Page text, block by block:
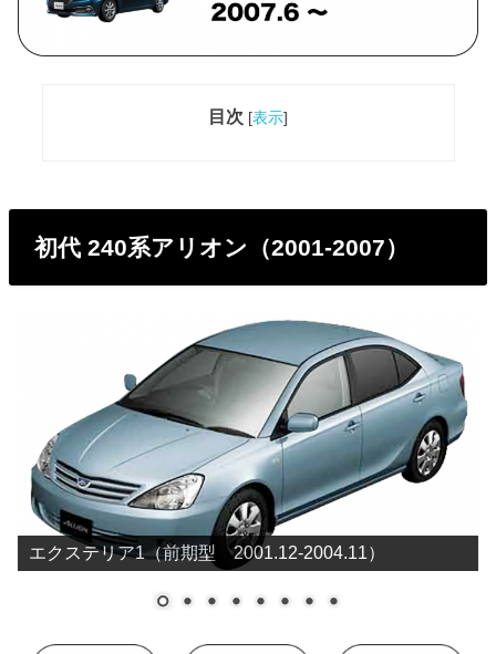
目次 [表示]
初代 240系アリオン（2001-2007）
エクステリア1（前期型 2001.12-2004.11）